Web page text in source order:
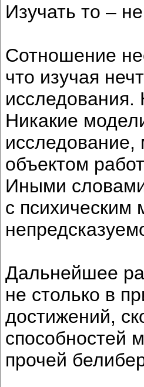
Изучать то –
Сотношение
что изучая
исследования.
Никакие
объектом
Иными
с
Дальнейшее
не столько в
достижений,
способностей
прочей